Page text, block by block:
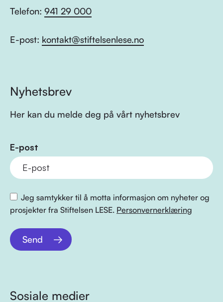
Telefon: 941 29 000
E-post: kontakt@stiftelsenlese.no
Nyhetsbrev
Her kan du melde deg på vårt nyhetsbrev
E-post
Jeg samtykker til å motta informasjon om nyheter og
prosjekter fra Stiftelsen LESE. Personvernerklæring
Send
Sosiale medier